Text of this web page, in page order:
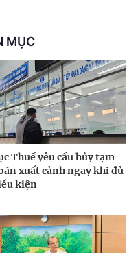
MỤC
Thuế yêu cầu hủy tạm
xuất cảnh ngay khi đủ
kiện